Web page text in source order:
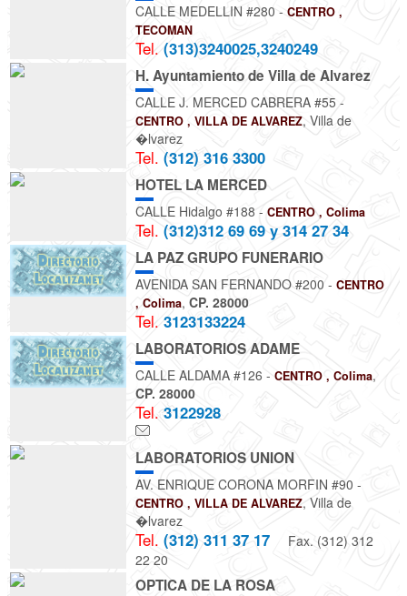
CALLE MEDELLIN #280 - CENTRO ,
TECOMAN
Tel. (313)3240025,3240249
H. Ayuntamiento de Villa de Alvarez
CALLE J. MERCED CABRERA #55 -
CENTRO , VILLA DE ALVAREZ, Villa de
�lvarez
Tel. (312) 316 3300
HOTEL LA MERCED
CALLE Hidalgo #188 - CENTRO , Colima
Tel. (312)312 69 69 y 314 27 34
LA PAZ GRUPO FUNERARIO
AVENIDA SAN FERNANDO #200 - CENTRO
, Colima, CP. 28000
Tel. 3123133224
LABORATORIOS ADAME
CALLE ALDAMA #126 - CENTRO , Colima,
CP. 28000
Tel. 3122928
LABORATORIOS UNION
AV. ENRIQUE CORONA MORFIN #90 -
CENTRO , VILLA DE ALVAREZ, Villa de
�lvarez
Tel. (312) 311 37 17 Fax. (312) 312
22 20
OPTICA DE LA ROSA